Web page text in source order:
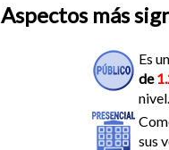
Aspectos más
Es
de
nivel.
sus